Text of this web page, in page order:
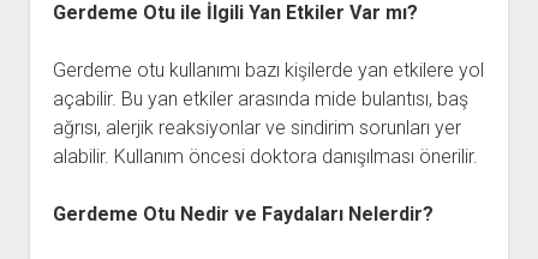
Gerdeme Otu ile İlgili Yan Etkiler Var mı?
Gerdeme otu kullanımı bazı kişilerde yan etkilere yol
açabilir. Bu yan etkiler arasında mide bulantısı, baş
ağrısı, alerjik reaksiyonlar ve sindirim sorunları yer
alabilir. Kullanım öncesi doktora danışılması önerilir.
Gerdeme Otu Nedir ve Faydaları Nelerdir?